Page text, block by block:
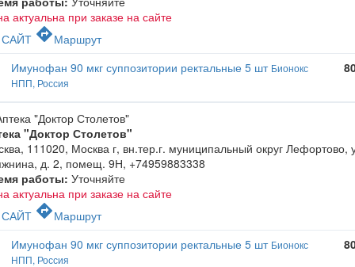
актуальна при заказе на сайте
САЙТ directionsМаршрут
Имунофан 90 мкг суппозитории ректальные 5 шт Бионокс
НПП, Россия
"Доктор Столетов"
111020, Москва г, вн.тер.г. муниципальный округ Лефортово,
д. 2, помещ. 9Н, +74959883338
работы: Уточняйте
актуальна при заказе на сайте
САЙТ directionsМаршрут
Имунофан 90 мкг суппозитории ректальные 5 шт Бионокс
НПП, Россия